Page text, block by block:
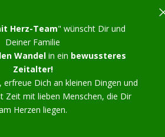
Herz-Team" wünscht Dir und
Deiner Familie
Wandelin ein bewussteres
Zeitalter!
Dich an kleinen Dingen und
Zeit mit lieben Menschen, die Dir
Herzen liegen.